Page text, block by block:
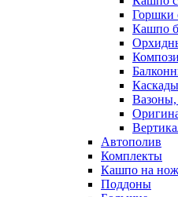
Горшки
Кашпо
Каскады
Автополив
Комплекты
Кашпо на
Поддоны